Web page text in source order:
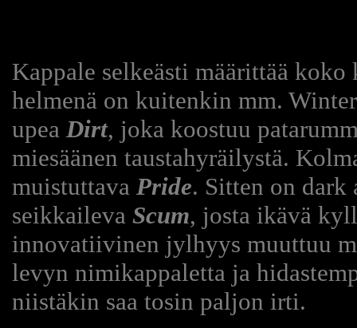
Kappale selkeästi määrittää
helmenä on kuitenkin mm.
upea Dirt, joka koostuu
miesäänen taustahyräilystä.
muistuttava Pride. Sitten on
seikkaileva Scum, josta ikävä
innovatiivinen jylhyys muuttuu
levyn nimikappaletta ja
niistäkin saa tosin paljon irti.